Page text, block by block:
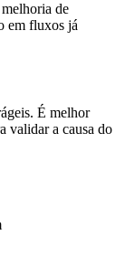
de
em fluxos já
É melhor
validar a causa do